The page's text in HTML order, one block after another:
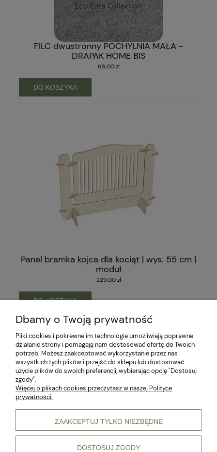
FILC dwustronny POCHYLNIA MAŁA -
DRAPAK HOME BIS
69,00 zł
DO KOSZYKA
Panel bramka kojca dla kociąt | wys. 55 cm |
moduł
229,00 zł
DO KOSZYKA
Dbamy o Twoją prywatność
Pliki cookies i pokrewne im technologie umożliwiają poprawne
działanie strony i pomagają nam dostosować ofertę do Twoich
potrzeb. Możesz zaakceptować wykorzystanie przez nas
wszystkich tych plików i przejść do sklepu lub dostosować
użycie plików do swoich preferencji, wybierając opcję "Dostosuj
zgody".
Więcej o plikach cookies przeczytasz w naszej Polityce
prywatności.
ZAAKCEPTUJ TYLKO NIEZBĘDNE
DOSTOSUJ ZGODY